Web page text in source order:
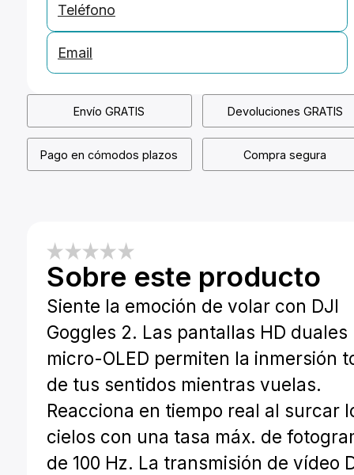
Teléfono
Email
Envío GRATIS Devoluciones GRATIS
Pago en cómodos plazos Compra segura
Sobre este producto
Siente la emoción de volar con DJI
Goggles 2. Las pantallas HD duales
micro-OLED permiten la inmersión
de tus sentidos mientras vuelas.
Reacciona en tiempo real al surcar
cielos con una tasa máx. de
de 100 Hz. La transmisión de vídeo